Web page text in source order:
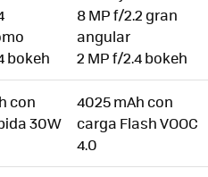
bokeh
8 MP f/2.2 gran
angular
2 MP f/2.4 bokeh
con
30W
4025 mAh con
carga Flash VOOC
4.0